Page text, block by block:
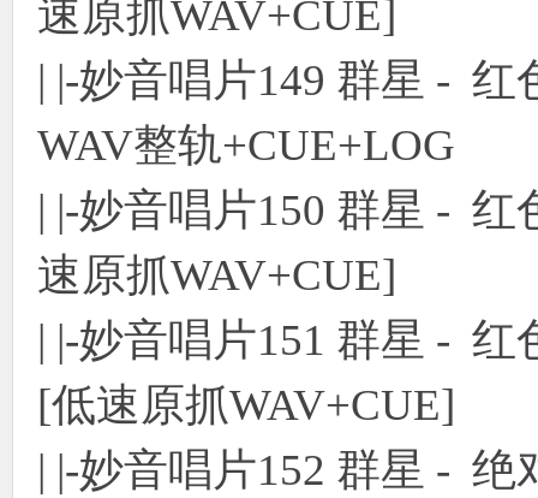
速原抓WAV+CUE]
| |-妙音唱片149 群星 -
WAV整轨+CUE+LOG
| |-妙音唱片150 群星 -
速原抓WAV+CUE]
| |-妙音唱片151 群星 -
[低速原抓WAV+CUE]
| |-妙音唱片152 群星 -